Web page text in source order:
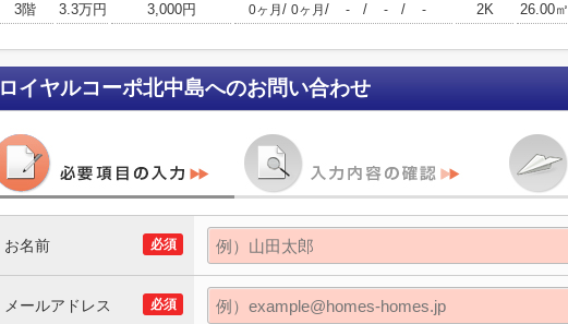
3階
3.3万円 3,000円 0ヶ月 / 0ヶ月 / - / - / - 2K 26.00㎡
ロイヤルコーポ北中島へのお問い合わせ
必須
お名前
必須
メールアドレス